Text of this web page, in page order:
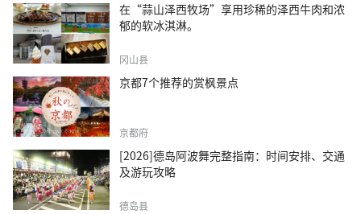
在“蒜山泽西牧场”享用珍稀的泽西牛肉和浓
郁的软冰淇淋。
冈山县
京都7个推荐的赏枫景点
京都府
[2026]德岛阿波舞完整指南：时间安排、交通
及游玩攻略
德岛县